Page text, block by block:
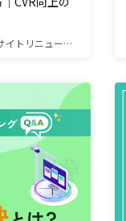
リニューアル